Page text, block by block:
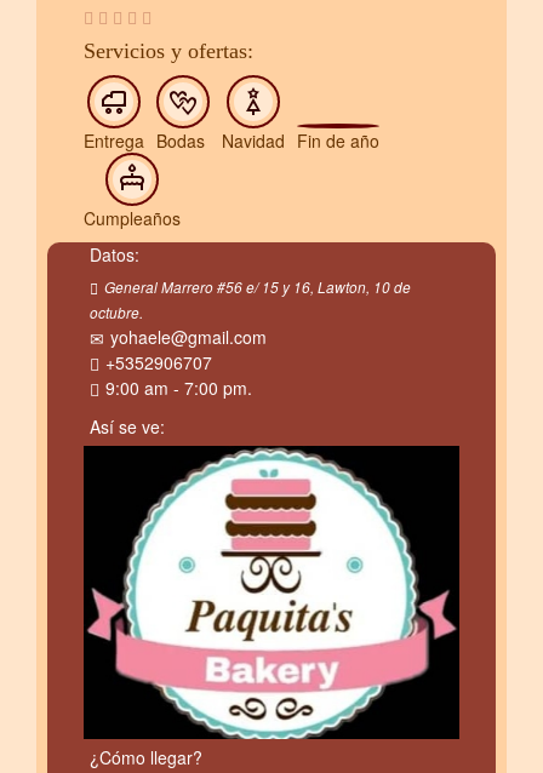
Servicios y ofertas:
Entrega Bodas Navidad Fin de año
Cumpleaños
Datos:
General Marrero #56 e/ 15 y 16, Lawton, 10 de
octubre.
yohaele@gmail.com
+5352906707
9:00 am - 7:00 pm.
Así se ve:
¿Cómo llegar?